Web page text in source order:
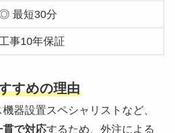
◎ 最短30分
工事10年保証
すめの理由
器設置スペシャリストなど、
貫で対応するため、外注による